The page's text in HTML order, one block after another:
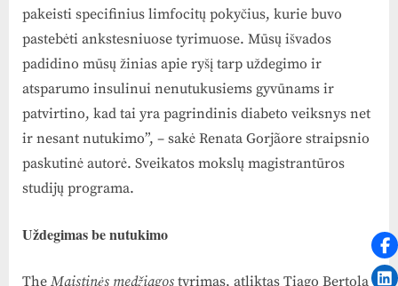
pakeisti specifinius limfocitų pokyčius, kurie buvo
pastebėti ankstesniuose tyrimuose. Mūsų išvados
padidino mūsų žinias apie ryšį tarp uždegimo ir
atsparumo insulinui nenutukusiems gyvūnams ir
patvirtino, kad tai yra pagrindinis diabeto veiksnys net
ir nesant nutukimo”, – sakė Renata Gorjãore straipsnio
paskutinė autorė. Sveikatos mokslų magistrantūros
studijų programa.
Uždegimas be nutukimo
The Maistinės medžiagos tyrimas, atliktas Tiago Bertola